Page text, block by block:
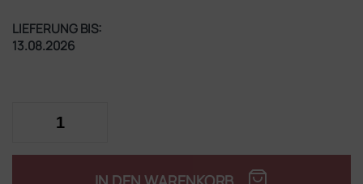
LIEFERUNG BIS:
13.08.2026